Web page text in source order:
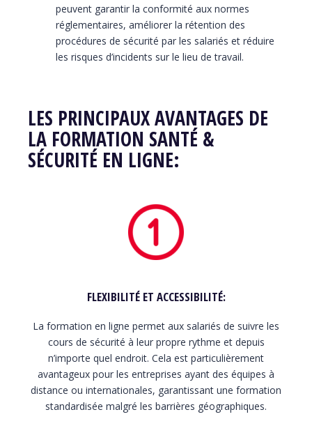
peuvent garantir la conformité aux normes
réglementaires, améliorer la rétention des
procédures de sécurité par les salariés et réduire
les risques d’incidents sur le lieu de travail.
LES PRINCIPAUX AVANTAGES DE
LA FORMATION SANTÉ &
SÉCURITÉ EN LIGNE:
FLEXIBILITÉ ET ACCESSIBILITÉ:
La formation en ligne permet aux salariés de suivre les
cours de sécurité à leur propre rythme et depuis
n’importe quel endroit. Cela est particulièrement
avantageux pour les entreprises ayant des équipes à
distance ou internationales, garantissant une formation
standardisée malgré les barrières géographiques.